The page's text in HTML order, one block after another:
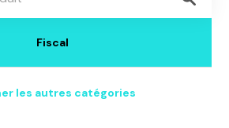
Fiscal
les autres catégories